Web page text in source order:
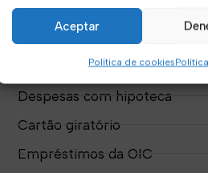
Aceptar
Política de cookies
Bancário
Reclamações Bancárias
Cláusulas mínimas
Despesas com hipoteca
Cartão giratório
Empréstimos da OIC